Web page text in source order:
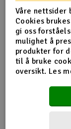
Verktøy,
Gavekort
Must be used
Bearing
Metal tail
Collar x
Washer x
Socket
Linkage
Våre nettsider
Cookies
gi oss
mulighet å
produkter for
til å bruke
oversikt. Les